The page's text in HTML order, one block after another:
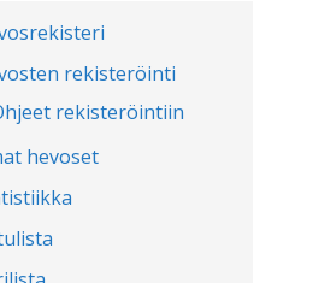
rekisteröinti
rekisteröintiin
hevoset